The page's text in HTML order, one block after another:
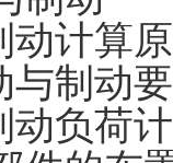
动计算
与制动
动负荷